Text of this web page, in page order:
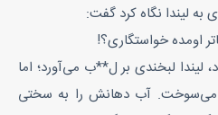
به لیندا نگاه کرد گفت:
اومده خواستگاری؟!
لیندا لبخندی بر‌ ل**ب‌ می‌آورد؛ اما
می‌سوخت. آب دهانش را به سختی